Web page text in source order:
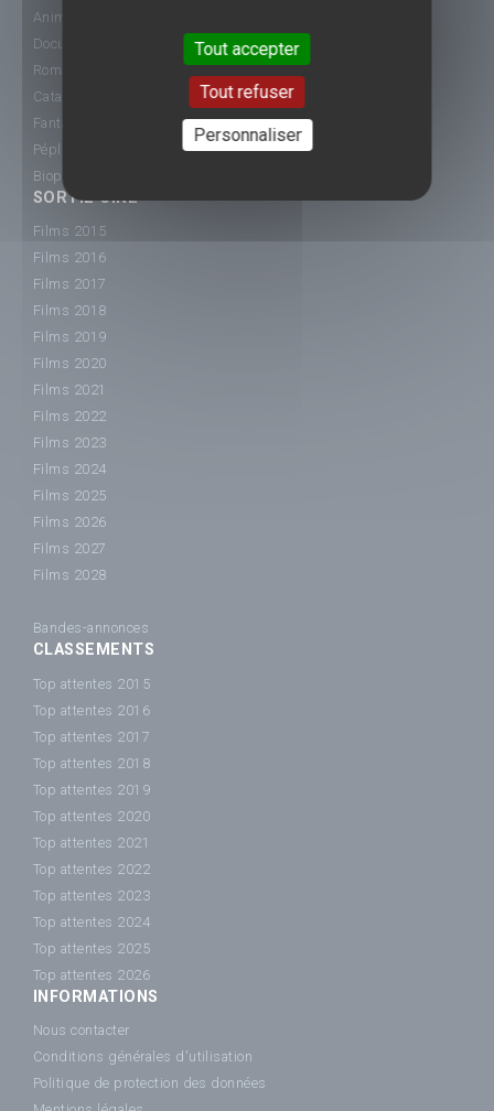
Animation
Documentaire
Romance
Catastrophe
Fantastique
Péplum
Biopic
SORTIE CINÉ
Films 2015
Films 2016
Films 2017
Films 2018
Films 2019
Films 2020
Films 2021
Films 2022
Films 2023
Films 2024
Films 2025
Films 2026
Films 2027
Films 2028
Bandes-annonces
CLASSEMENTS
Top attentes 2015
Top attentes 2016
Top attentes 2017
Top attentes 2018
Top attentes 2019
Top attentes 2020
Top attentes 2021
Top attentes 2022
Top attentes 2023
Top attentes 2024
Top attentes 2025
Top attentes 2026
INFORMATIONS
Nous contacter
Conditions générales d'utilisation
Politique de protection des données
Tout accepter
Tout refuser
Personnaliser